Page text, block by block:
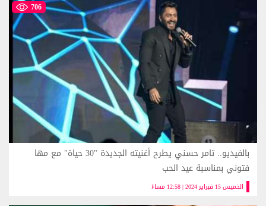
706
الخميس 15 فبراير 2024 | 12:58 مساءً
بالفيديو.. تامر حسني يطرح أغنيته الجديدة "30 حياة" مع مها
فتوني بمناسبة عيد الحب